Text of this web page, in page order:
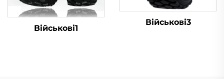
Військові1
Військові3